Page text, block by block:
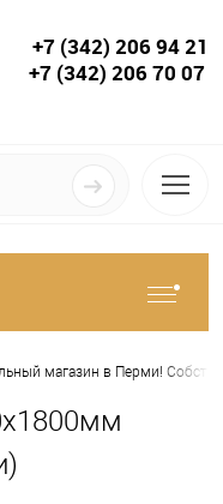
+7 (342) 206 94 21
+7 (342) 206 70 07
магазин в Перми!